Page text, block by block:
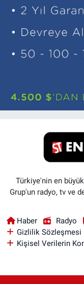
Türkiye'nin en
Grup'un radyo, tv ve
Haber Radyo
Gizlilik Sözleşmesi
Kişisel Verilerin